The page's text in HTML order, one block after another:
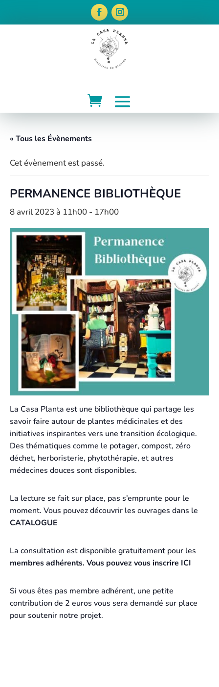
« Tous les Évènements
Cet évènement est passé.
PERMANENCE BIBLIOTHÈQUE
8 avril 2023 à 11h00 - 17h00
La Casa Planta est une bibliothèque qui partage les
savoir faire autour de plantes médicinales et des
initiatives inspirantes vers une transition écologique.
Des thématiques comme le potager, compost, zéro
déchet, herboristerie, phytothérapie, et autres
médecines douces sont disponibles.
La lecture se fait sur place, pas s’emprunte pour le
moment. Vous pouvez découvrir les ouvrages dans le
CATALOGUE
La consultation est disponible gratuitement pour les
membres adhérents. Vous pouvez vous inscrire ICI
Si vous êtes pas membre adhérent, une petite
contribution de 2 euros vous sera demandé sur place
pour soutenir notre projet.